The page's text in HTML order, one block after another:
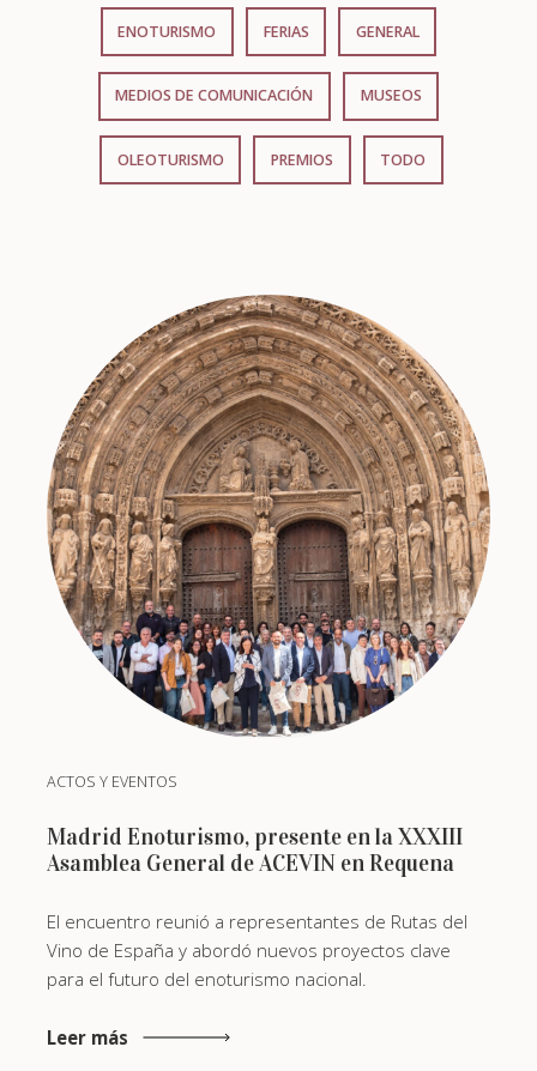
ENOTURISMO FERIAS GENERAL
MEDIOS DE COMUNICACIÓN MUSEOS
OLEOTURISMO PREMIOS TODO
ACTOS Y EVENTOS
Madrid Enoturismo, presente en la XXXIII
Asamblea General de ACEVIN en Requena
El encuentro reunió a representantes de Rutas del
Vino de España y abordó nuevos proyectos clave
para el futuro del enoturismo nacional.
Leer más